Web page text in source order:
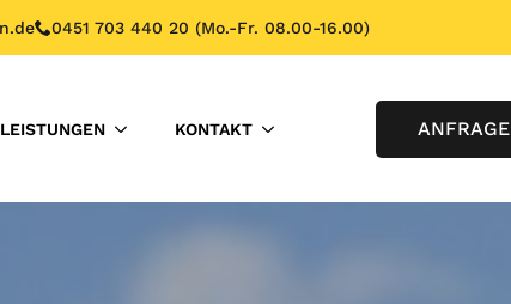
0451 703 440 20 (Mo.-Fr. 08.00-16.00)
LEISTUNGEN KONTAKT ANFRAGE